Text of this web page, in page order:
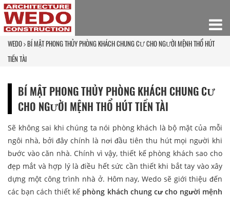
WEDO BÍ MẬT PHONG THỦY PHÒNG KHÁCH CHUNG CƯ CHO NGƯỜI MỆNH THỔ HÚT
TIỀN TÀI
BÍ MẬT PHONG THỦY PHÒNG KHÁCH CHUNG CƯ
CHO NGƯỜI MỆNH THỔ HÚT TIỀN TÀI
Sẽ không sai khi chúng ta nói phòng khách là bộ mặt của mỗi
ngôi nhà, bởi đây chính là nơi đầu tiên thu hút mọi người khi
bước vào căn nhà. Chính vì vậy, thiết kế phòng khách sao cho
đẹp mắt và hợp lý là điều hết sức cần thiết khi bắt tay vào xây
dựng một công trình nhà ở. Hôm nay, Wedo sẽ giới thiệu đến
các bạn cách thiết kế phòng khách chung cư cho người mệnh